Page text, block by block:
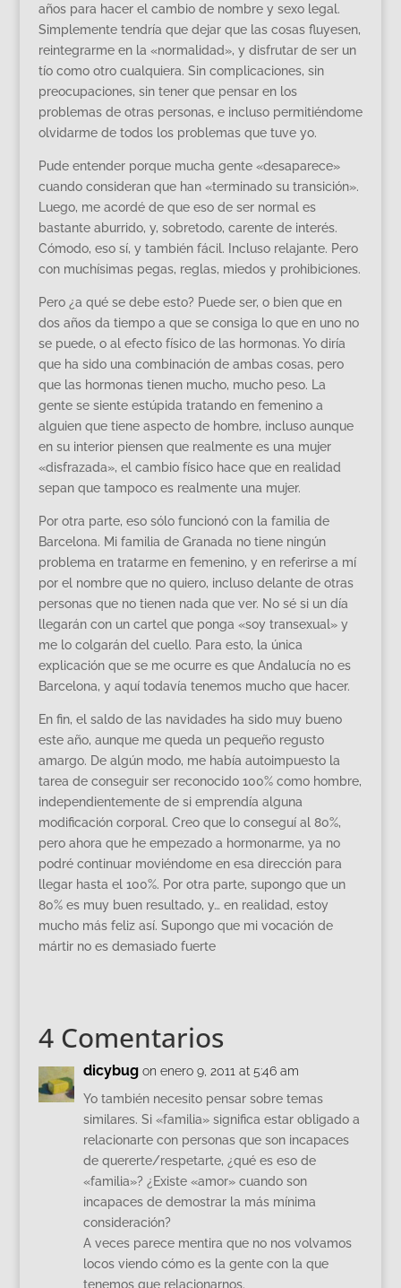
años para hacer el cambio de nombre y sexo legal.
Simplemente tendría que dejar que las cosas fluyesen,
reintegrarme en la «normalidad», y disfrutar de ser un
tío como otro cualquiera. Sin complicaciones, sin
preocupaciones, sin tener que pensar en los
problemas de otras personas, e incluso permitiéndome
olvidarme de todos los problemas que tuve yo.
Pude entender porque mucha gente «desaparece»
cuando consideran que han «terminado su transición».
Luego, me acordé de que eso de ser normal es
bastante aburrido, y, sobretodo, carente de interés.
Cómodo, eso sí, y también fácil. Incluso relajante. Pero
con muchísimas pegas, reglas, miedos y prohibiciones.
Pero ¿a qué se debe esto? Puede ser, o bien que en
dos años da tiempo a que se consiga lo que en uno no
se puede, o al efecto físico de las hormonas. Yo diría
que ha sido una combinación de ambas cosas, pero
que las hormonas tienen mucho, mucho peso. La
gente se siente estúpida tratando en femenino a
alguien que tiene aspecto de hombre, incluso aunque
en su interior piensen que realmente es una mujer
«disfrazada», el cambio físico hace que en realidad
sepan que tampoco es realmente una mujer.
Por otra parte, eso sólo funcionó con la familia de
Barcelona. Mi familia de Granada no tiene ningún
problema en tratarme en femenino, y en referirse a mí
por el nombre que no quiero, incluso delante de otras
personas que no tienen nada que ver. No sé si un día
llegarán con un cartel que ponga «soy transexual» y
me lo colgarán del cuello. Para esto, la única
explicación que se me ocurre es que Andalucía no es
Barcelona, y aquí todavía tenemos mucho que hacer.
En fin, el saldo de las navidades ha sido muy bueno
este año, aunque me queda un pequeño regusto
amargo. De algún modo, me había autoimpuesto la
tarea de conseguir ser reconocido 100% como hombre,
independientemente de si emprendía alguna
modificación corporal. Creo que lo conseguí al 80%,
pero ahora que he empezado a hormonarme, ya no
podré continuar moviéndome en esa dirección para
llegar hasta el 100%. Por otra parte, supongo que un
80% es muy buen resultado, y… en realidad, estoy
mucho más feliz así. Supongo que mi vocación de
mártir no es demasiado fuerte
4 Comentarios
dicybug on enero 9, 2011 at 5:46 am
Yo también necesito pensar sobre temas
similares. Si «familia» significa estar obligado a
relacionarte con personas que son incapaces
de quererte/respetarte, ¿qué es eso de
«familia»? ¿Existe «amor» cuando son
incapaces de demostrar la más mínima
consideración?
A veces parece mentira que no nos volvamos
locos viendo cómo es la gente con la que
tenemos que relacionarnos.